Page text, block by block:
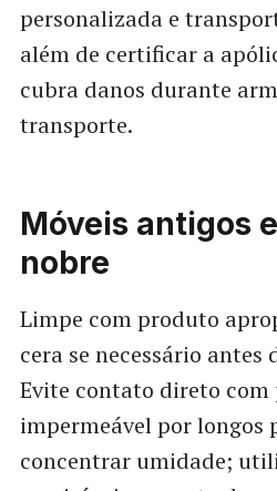
personalizada e
além de certificar a
cubra danos durante
transporte.
Móveis antigos
nobre
Limpe com produto
cera se necessário antes
Evite contato direto com
impermeável por longos
concentrar umidade;